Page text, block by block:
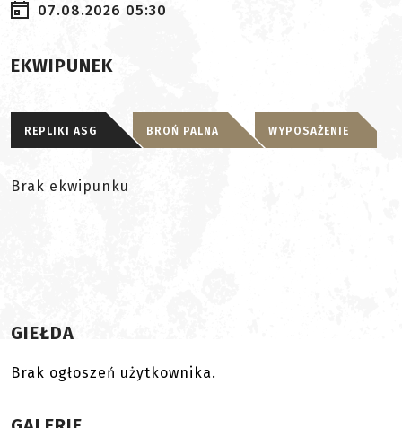
07.08.2026 05:30
EKWIPUNEK
REPLIKI ASG BROŃ PALNA WYPOSAŻENIE
Brak ekwipunku
GIEŁDA
Brak ogłoszeń użytkownika.